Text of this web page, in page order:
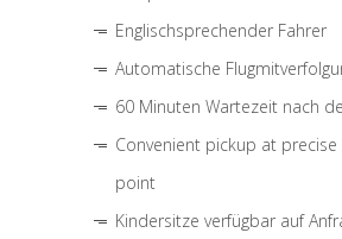
Englischsprechender Fahrer
Automatische
60 Minuten Wartezeit nach
Convenient pickup at
point
Kindersitze verfügbar auf